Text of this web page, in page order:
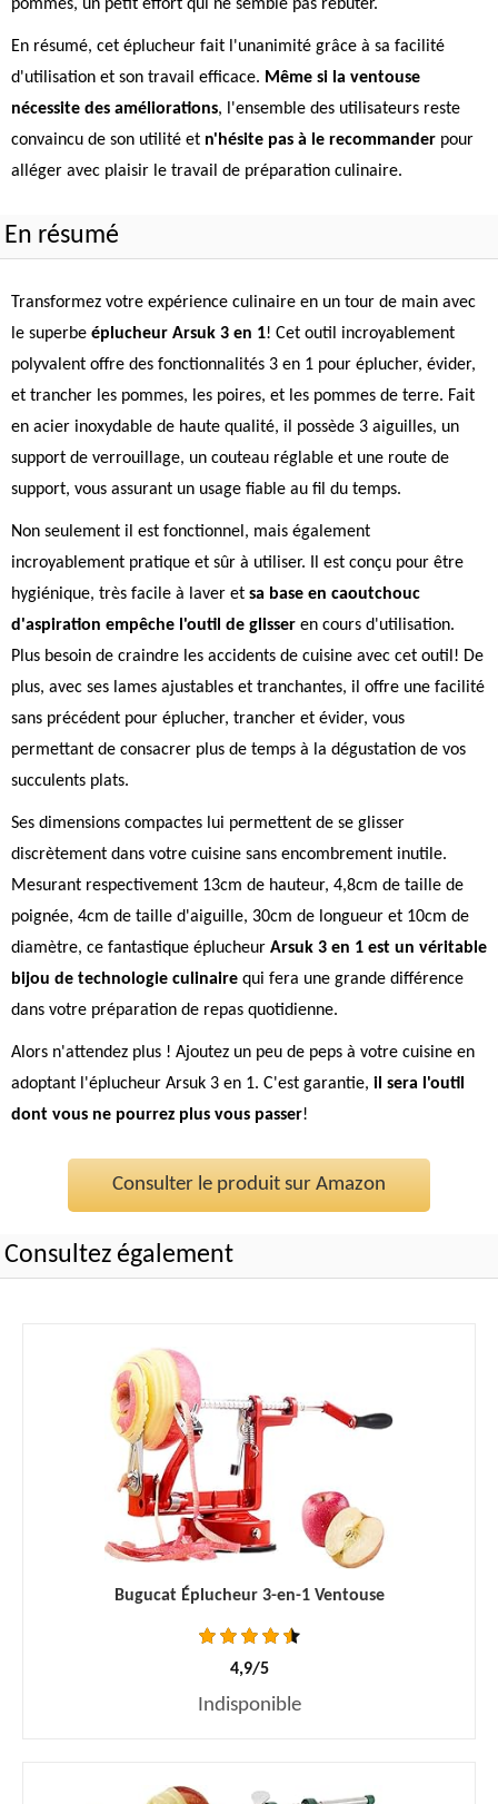
pommes, un petit effort qui ne semble pas rebuter.
En résumé, cet éplucheur fait l'unanimité grâce à sa facilité
d'utilisation et son travail efficace. Même si la ventouse
nécessite des améliorations, l'ensemble des utilisateurs reste
convaincu de son utilité et n'hésite pas à le recommander pour
alléger avec plaisir le travail de préparation culinaire.
En résumé
Transformez votre expérience culinaire en un tour de main avec
le superbe éplucheur Arsuk 3 en 1! Cet outil incroyablement
polyvalent offre des fonctionnalités 3 en 1 pour éplucher, évider,
et trancher les pommes, les poires, et les pommes de terre. Fait
en acier inoxydable de haute qualité, il possède 3 aiguilles, un
support de verrouillage, un couteau réglable et une route de
support, vous assurant un usage fiable au fil du temps.
Non seulement il est fonctionnel, mais également
incroyablement pratique et sûr à utiliser. Il est conçu pour être
hygiénique, très facile à laver et sa base en caoutchouc
d'aspiration empêche l'outil de glisser en cours d'utilisation.
Plus besoin de craindre les accidents de cuisine avec cet outil! De
plus, avec ses lames ajustables et tranchantes, il offre une facilité
sans précédent pour éplucher, trancher et évider, vous
permettant de consacrer plus de temps à la dégustation de vos
succulents plats.
Ses dimensions compactes lui permettent de se glisser
discrètement dans votre cuisine sans encombrement inutile.
Mesurant respectivement 13cm de hauteur, 4,8cm de taille de
poignée, 4cm de taille d'aiguille, 30cm de longueur et 10cm de
diamètre, ce fantastique éplucheur Arsuk 3 en 1 est un véritable
bijou de technologie culinaire qui fera une grande différence
dans votre préparation de repas quotidienne.
Alors n'attendez plus ! Ajoutez un peu de peps à votre cuisine en
adoptant l'éplucheur Arsuk 3 en 1. C'est garantie, il sera l'outil
dont vous ne pourrez plus vous passer!
Consulter le produit sur Amazon
Consultez également
Bugucat Éplucheur 3-en-1 Ventouse
4,9/5
Indisponible